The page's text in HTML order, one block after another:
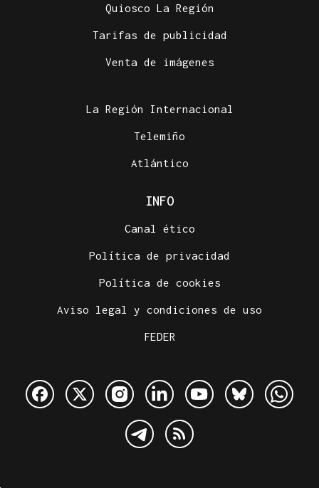
Quiosco La Región
Tarifas de publicidad
Venta de imágenes
La Región Internacional
Telemiño
Atlántico
INFO
Canal ético
Política de privacidad
Política de cookies
Aviso legal y condiciones de uso
FEDER